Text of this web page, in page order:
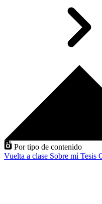
Por tipo de contenido
Vuelta a clase Sobre míTesis